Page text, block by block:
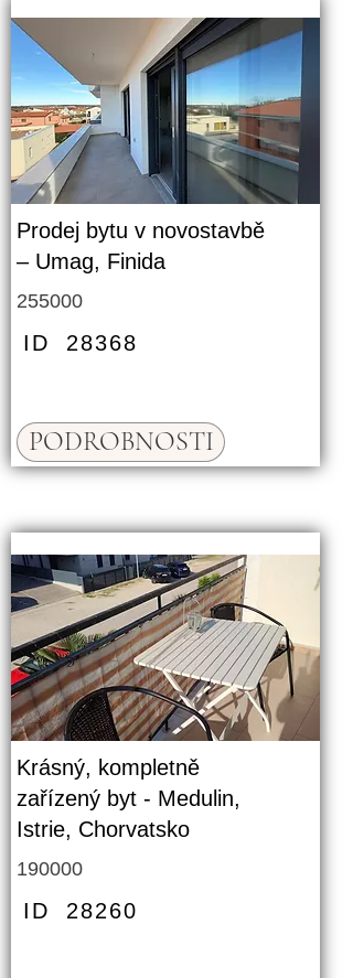
Prodej bytu v novostavbě
– Umag, Finida
255000
ID 28368
PODROBNOSTI
Krásný, kompletně
zařízený byt - Medulin,
Istrie, Chorvatsko
190000
ID 28260